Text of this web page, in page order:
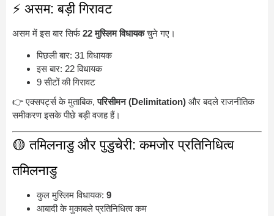
⚡ असम: बड़ी गिरावट
असम में इस बार सिर्फ22 मुस्लिम विधायकचुने गए।
पिछली बार: 31 विधायक
इस बार: 22 विधायक
9 सीटों की गिरावट
👉 एक्सपर्ट्स के मुताबिक,परिसीमन (Delimitation) और बदले राजनीतिक
समीकरण इसके पीछे बड़ी वजह हैं।
🟡 तमिलनाडु और पुडुचेरी: कमजोर प्रतिनिधित्व
तमिलनाडु
कुल मुस्लिम विधायक: 9
आबादी के मुकाबले प्रतिनिधित्व कम